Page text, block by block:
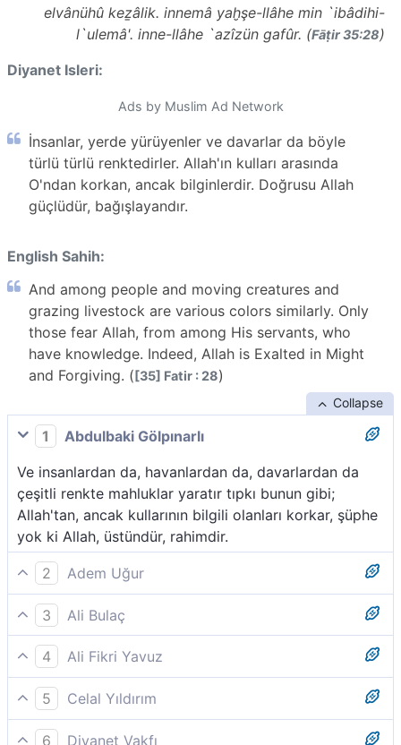
elvânühû keẕâlik. innemâ yaḫşe-llâhe min `ibâdihi-
l`ulemâ'. inne-llâhe `azîzün gafûr. (Fāṭir 35:28)
Diyanet Isleri:
Ads by Muslim Ad Network
İnsanlar, yerde yürüyenler ve davarlar da böyle
türlü türlü renktedirler. Allah'ın kulları arasında
O'ndan korkan, ancak bilginlerdir. Doğrusu Allah
güçlüdür, bağışlayandır.
English Sahih:
And among people and moving creatures and
grazing livestock are various colors similarly. Only
those fear Allah, from among His servants, who
have knowledge. Indeed, Allah is Exalted in Might
and Forgiving. ([35] Fatir : 28)
Collapse
1
Abdulbaki Gölpınarlı
Ve insanlardan da, havanlardan da, davarlardan da
çeşitli renkte mahluklar yaratır tıpkı bunun gibi;
Allah'tan, ancak kullarının bilgili olanları korkar, şüphe
yok ki Allah, üstündür, rahimdir.
2
Adem Uğur
İnsanlardan, hayvanlardan ve davarlardan da yine
böyle türlü renkte olanlar var. Kulları içinden ancak
âlimler, Allah´tan (gereğince) korkar. Şüphesiz Allah,
daima üstündür, çok bağışlayandır.
3
Ali Bulaç
İnsanlardan, hayvanlardan ve davarlardan da renkleri
böyle değişik olanlar vardır. Kulları içinde ise Allah'tan
ancak alim olanlar 'içleri titreyerek-korkar'. Şüphesiz
Allah, üstün ve güçlü olandır, bağışlayandır.
4
Ali Fikri Yavuz
İnsanlardan, hayvanlardan ve davarlardan da böyle
çeşitli renkleri var. Allah’dan, kulları içinde, ancak
(kudret ve azametimi bilen) âlimler korkar: Şüphe yok
5
Celal Yıldırım
İnsanlardan, yerde yürüyen hayvanlardan, davarlardan
6
Diyanet Vakfı